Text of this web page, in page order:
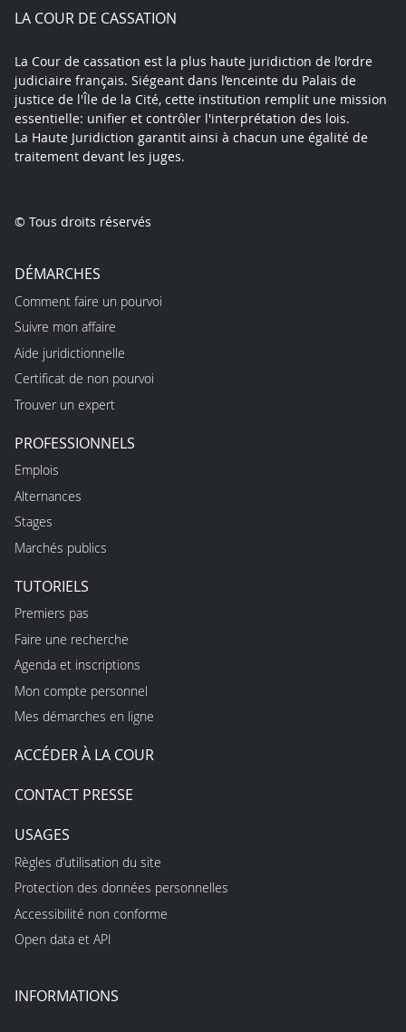
LA COUR DE CASSATION
La Cour de cassation est la plus haute juridiction de l’ordre
judiciaire français. Siégeant dans l’enceinte du Palais de
justice de l'Île de la Cité, cette institution remplit une mission
essentielle: unifier et contrôler l'interprétation des lois.
La Haute Juridiction garantit ainsi à chacun une égalité de
traitement devant les juges.
© Tous droits réservés
DÉMARCHES
Comment faire un pourvoi
Suivre mon affaire
Aide juridictionnelle
Certificat de non pourvoi
Trouver un expert
PROFESSIONNELS
Emplois
Alternances
Stages
Marchés publics
TUTORIELS
Premiers pas
Faire une recherche
Agenda et inscriptions
Mon compte personnel
Mes démarches en ligne
ACCÉDER À LA COUR
CONTACT PRESSE
USAGES
Règles d’utilisation du site
Protection des données personnelles
Accessibilité non conforme
Open data et API
INFORMATIONS